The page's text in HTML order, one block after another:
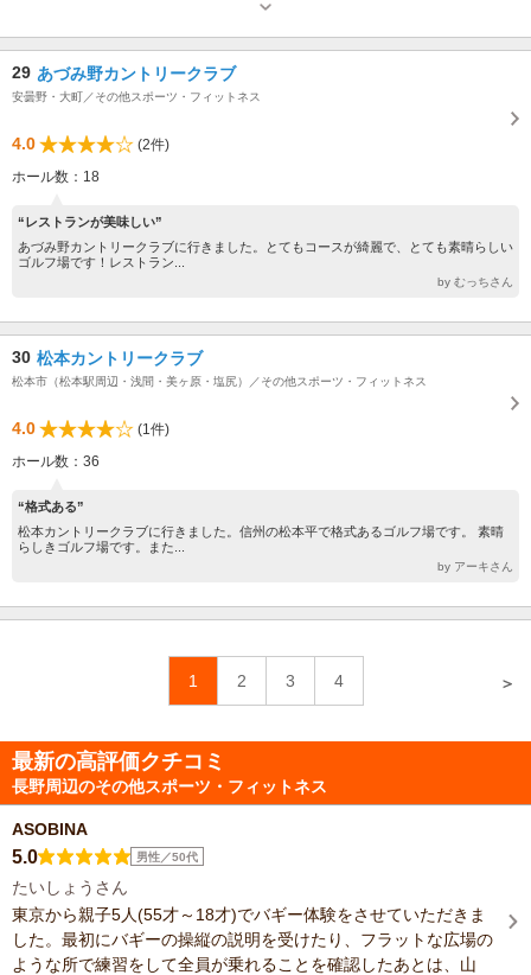
29 あづみ野カントリークラブ
安曇野・大町／その他スポーツ・フィットネス
4.0
(2件)
ホール数：18
“レストランが美味しい”
あづみ野カントリークラブに行きました。とてもコースが綺麗で、とても素晴らしい
ゴルフ場です！レストラン...
by むっちさん
30 松本カントリークラブ
松本市（松本駅周辺・浅間・美ヶ原・塩尻）／その他スポーツ・フィットネス
4.0
(1件)
ホール数：36
“格式ある”
松本カントリークラブに行きました。信州の松本平で格式あるゴルフ場です。 素晴
らしきゴルフ場です。また...
by アーキさん
1 2 3 4 ＞
最新の高評価クチコミ
長野周辺のその他スポーツ・フィットネス
ASOBINA
5.0 男性／50代
たいしょうさん
東京から親子5人(55才～18才)でバギー体験をさせていただきま
した。最初にバギーの操縦の説明を受けたり、フラットな広場の
ような所で練習をして全員が乗れることを確認したあとは、山